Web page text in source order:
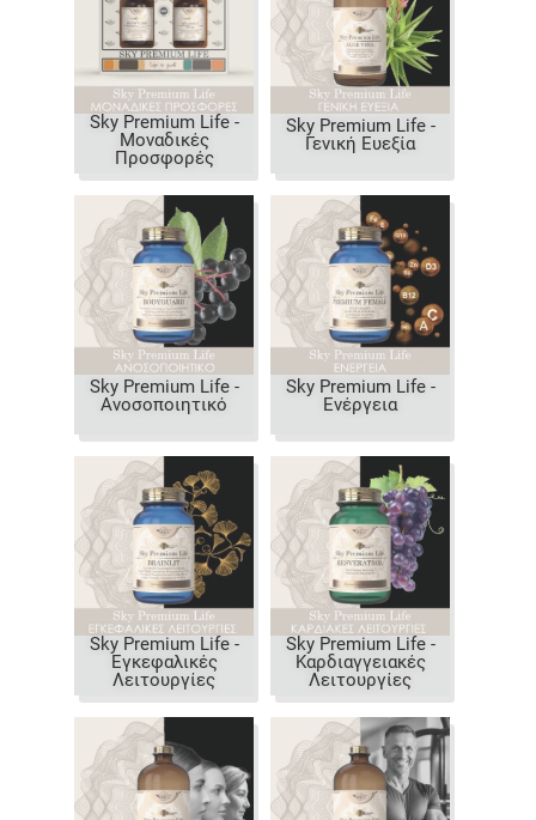
Sky Premium Life -
Μοναδικές
Προσφορές
Sky Premium Life -
Γενική Ευεξία
Sky Premium Life -
Ανοσοποιητικό
Sky Premium Life -
Ενέργεια
Sky Premium Life -
Εγκεφαλικές
Λειτουργίες
Sky Premium Life -
Καρδιαγγειακές
Λειτουργίες